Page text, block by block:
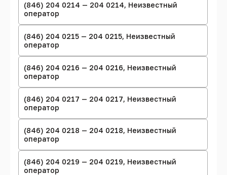
(846) 204 0214 — 204 0214, Неизвестный
оператор
(846) 204 0215 — 204 0215, Неизвестный
оператор
(846) 204 0216 — 204 0216, Неизвестный
оператор
(846) 204 0217 — 204 0217, Неизвестный
оператор
(846) 204 0218 — 204 0218, Неизвестный
оператор
(846) 204 0219 — 204 0219, Неизвестный
оператор